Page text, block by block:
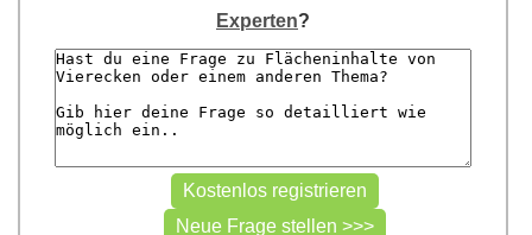
Experten?